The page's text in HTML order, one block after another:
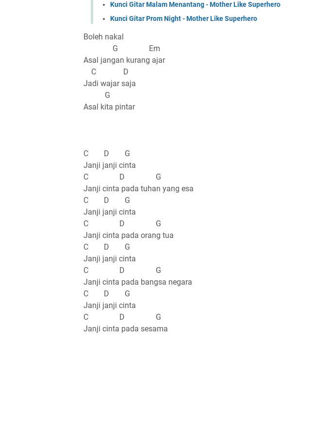
Kunci Gitar Malam Menantang - Mother Like Superhero
Kunci Gitar Prom Night - Mother Like Superhero
Boleh nakal
G Em
Asal jangan kurang ajar
C D
Jadi wajar saja
G
Asal kita pintar
C D G
Janji janji cinta
C D G
Janji cinta pada tuhan yang esa
C D G
Janji janji cinta
C D G
Janji cinta pada orang tua
C D G
Janji janji cinta
C D G
Janji cinta pada bangsa negara
C D G
Janji janji cinta
C D G
Janji cinta pada sesama